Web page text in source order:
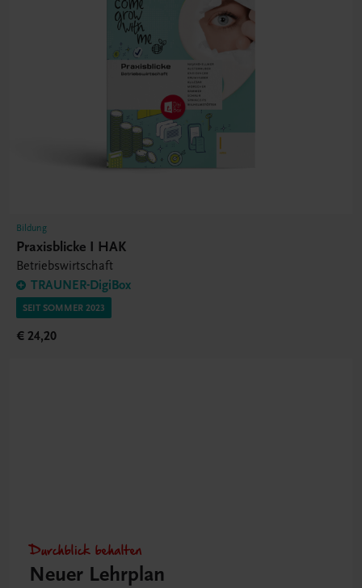
Bildung
Praxisblicke I HAK
Betriebswirtschaft
TRAUNER-DigiBox
SEIT SOMMER 2023
€ 24,20
Durchblick behalten
Neuer Lehrplan